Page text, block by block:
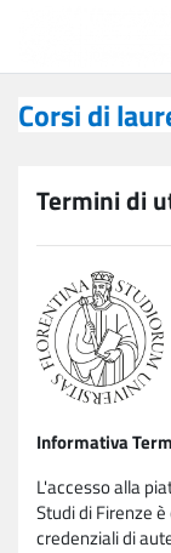
Corsi di
Termini di
Informativa
L'accesso alla
Studi di Firenze
credenziali di